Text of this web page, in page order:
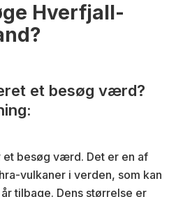
Hverfjall-
et besøg værd?
besøg værd. Det er en af
vulkaner i verden, som kan
tilbage. Dens størrelse er